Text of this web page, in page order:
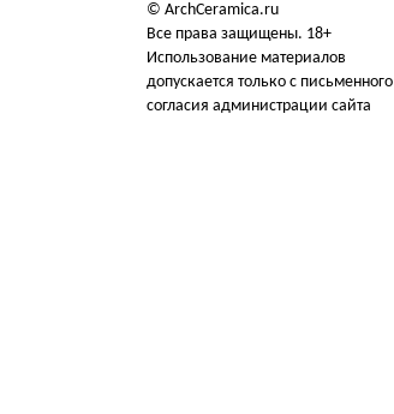
© ArchCeramica.ru
Все права защищены. 18+
Использование материалов
допускается только с письменного
согласия администрации сайта